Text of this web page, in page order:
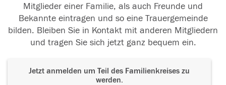
Mitglieder einer Familie, als auch Freunde und
Bekannte eintragen und so eine Trauergemeinde
bilden. Bleiben Sie in Kontakt mit anderen Mitgliedern
und tragen Sie sich jetzt ganz bequem ein.
Jetzt anmelden um Teil des Familienkreises zu
werden.